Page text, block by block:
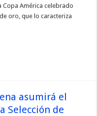
Copa América celebrado
oro, que lo caracteriza
asumirá el
Selección de